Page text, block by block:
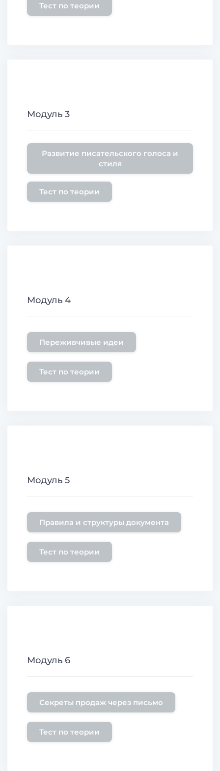
Тест по теории
Модуль 3
Развитие писательского голоса и
стиля
Тест по теории
Модуль 4
Переживчивые идеи
Тест по теории
Модуль 5
Правила и структуры документа
Тест по теории
Модуль 6
Секреты продаж через письмо
Тест по теории